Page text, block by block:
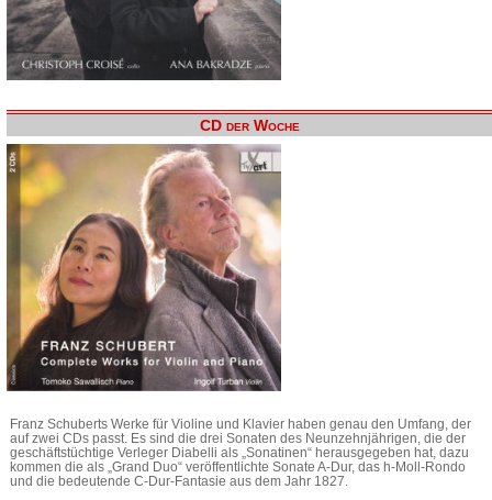
CD der Woche
Franz Schuberts Werke für Violine und Klavier haben genau den Umfang, der
auf zwei CDs passt. Es sind die drei Sonaten des Neunzehnjährigen, die der
geschäftstüchtige Verleger Diabelli als „Sonatinen“ herausgegeben hat, dazu
kommen die als „Grand Duo“ veröffentlichte Sonate A-Dur, das h-Moll-Rondo
und die bedeutende C-Dur-Fantasie aus dem Jahr 1827.